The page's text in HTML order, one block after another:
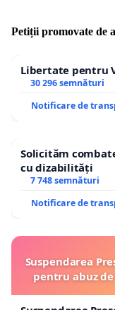
Petiții promovate de
Libertate pentru
30 296 semnături
Notificare de
Solicităm
cu dizabilități
7 748 semnături
Notificare de
Suspendarea
pentru abuz